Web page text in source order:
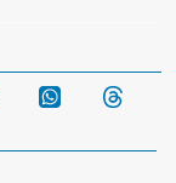
Telegram WhatsApp